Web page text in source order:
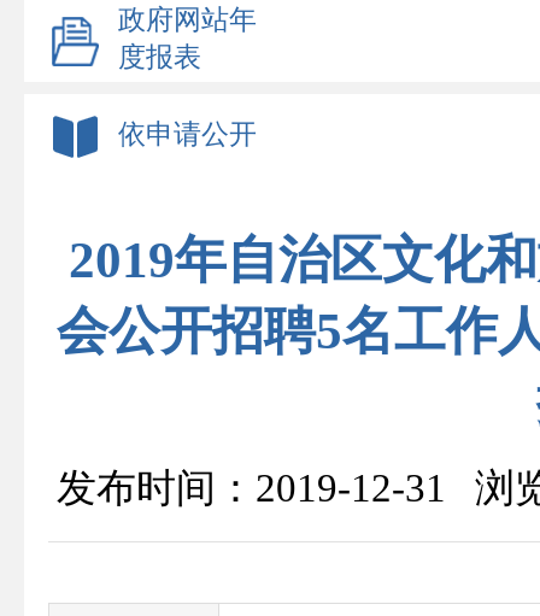
政府网站年
度报表
依申请公开
2019年自治区文化
会公开招聘5名工作
发布时间：2019-12-31 浏